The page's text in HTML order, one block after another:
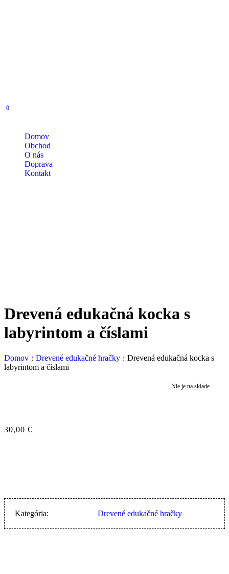
0
Domov
Obchod
O nás
Doprava
Kontakt
Drevená edukačná kocka s
labyrintom a číslami
Domov : Drevené edukačné hračky : Drevená edukačná kocka s
labyrintom a číslami
Nie je na sklade
30,00 €
Kategória: Drevené edukačné hračky